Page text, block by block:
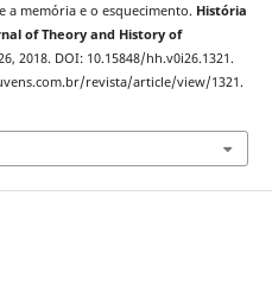
a memória e o esquecimento. História
of Theory and History of
2018. DOI: 10.15848/hh.v0i26.1321.
revista/article/view/1321.